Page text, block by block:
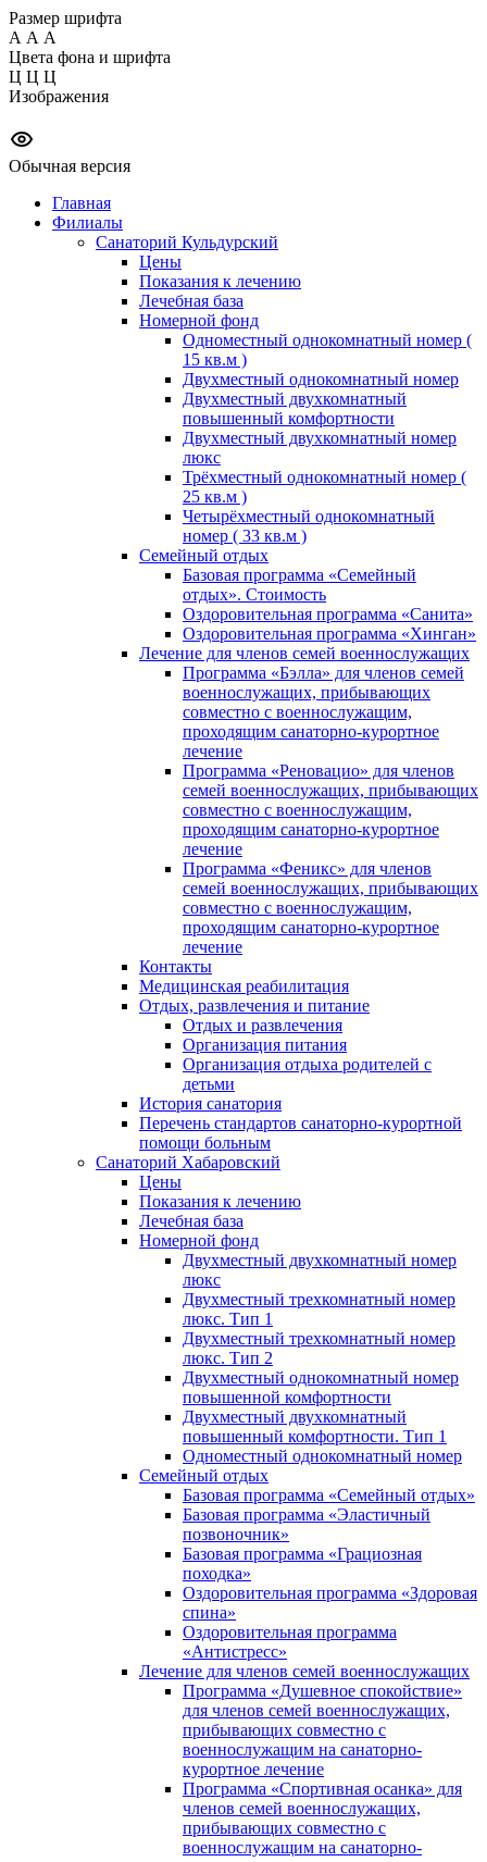
Размер шрифта
А А А
Цвета фона и шрифта
Ц Ц Ц
Изображения
Обычная версия
Главная
Филиалы
Санаторий Кульдурский
Цены
Показания к лечению
Лечебная база
Номерной фонд
Одноместный однокомнатный номер (
15 кв.м )
Двухместный однокомнатный номер
Двухместный двухкомнатный
повышенный комфортности
Двухместный двухкомнатный номер
люкс
Трёхместный однокомнатный номер (
25 кв.м )
Четырёхместный однокомнатный
номер ( 33 кв.м )
Семейный отдых
Базовая программа «Семейный
отдых». Стоимость
Оздоровительная программа «Санита»
Оздоровительная программа «Хинган»
Лечение для членов семей военнослужащих
Программа «Бэлла» для членов семей
военнослужащих, прибывающих
совместно с военнослужащим,
проходящим санаторно-курортное
лечение
Программа «Реновацио» для членов
семей военнослужащих, прибывающих
совместно с военнослужащим,
проходящим санаторно-курортное
лечение
Программа «Феникс» для членов
семей военнослужащих, прибывающих
совместно с военнослужащим,
проходящим санаторно-курортное
лечение
Контакты
Медицинская реабилитация
Отдых, развлечения и питание
Отдых и развлечения
Организация питания
Организация отдыха родителей с
детьми
История санатория
Перечень стандартов санаторно-курортной
помощи больным
Санаторий Хабаровский
Цены
Показания к лечению
Лечебная база
Номерной фонд
Двухместный двухкомнатный номер
люкс
Двухместный трехкомнатный номер
люкс. Тип 1
Двухместный трехкомнатный номер
люкс. Тип 2
Двухместный однокомнатный номер
повышенной комфортности
Двухместный двухкомнатный
повышенный комфортности. Тип 1
Одноместный однокомнатный номер
Семейный отдых
Базовая программа «Семейный отдых»
Базовая программа «Эластичный
позвоночник»
Базовая программа «Грациозная
походка»
Оздоровительная программа «Здоровая
спина»
Оздоровительная программа
«Антистресс»
Лечение для членов семей военнослужащих
Программа «Душевное спокойствие»
для членов семей военнослужащих,
прибывающих совместно с
военнослужащим на санаторно-
курортное лечение
Программа «Спортивная осанка» для
членов семей военнослужащих,
прибывающих совместно с
военнослужащим на санаторно-